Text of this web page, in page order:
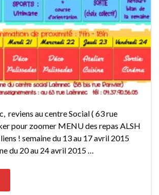
reviens au centre Social ( 63 rue
pour zoomer MENU des repas ALSH
liens ! semaine du 13 au 17 avril 2015
20 au 24 avril 2015 …